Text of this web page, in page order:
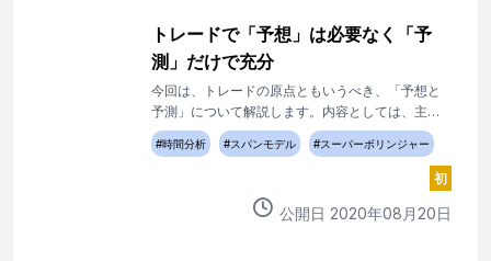
トレードで「予想」は必要なく「予
測」だけで充分
今回は、トレードの原点ともいうべき、「予想と
予測」について解説します。内容としては、主に
初心者向けとなりますが、既に相当程度経験を積
んでおられる方々にもお読み頂ければと思いま
#時間分析 #スパンモデル #スーパーボリンジャー
初
公開日 2020年08 月 20日